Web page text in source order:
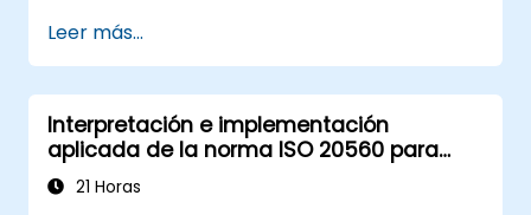
Leer más...
Interpretación e implementación
aplicada de la norma ISO 20560 para
señalización de seguridad industrial
21 Horas